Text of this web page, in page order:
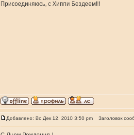
Присоединяюсь, с Хиппи Бездеем!!!
Добавлено: Вс Дек 12, 2010 3:50 pm Заголовок